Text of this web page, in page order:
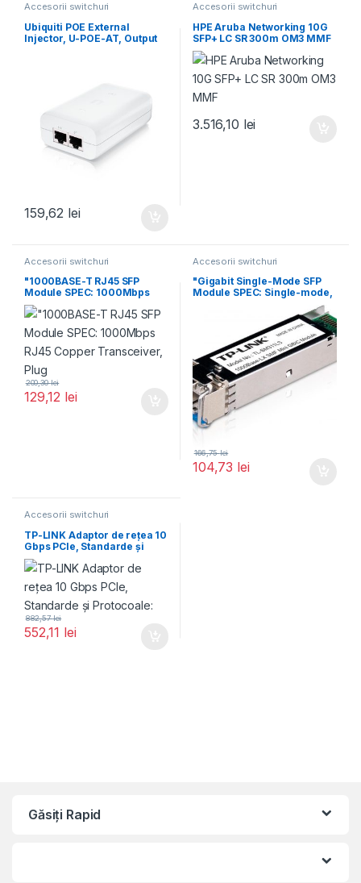
Accesorii switchuri
Ubiquiti POE External
Injector, U-POE-AT, Output
159,62 lei
Accesorii switchuri
HPE Aruba Networking 10G
SFP+ LC SR 300m OM3 MMF
3.516,10 lei
Accesorii switchuri
"1000BASE-T RJ45 SFP
Module SPEC: 1000Mbps
RJ45 Copper Transceiver,
Plug
129,12 lei
200,30lei
Accesorii switchuri
"Gigabit Single-Mode SFP
Module SPEC: Single-mode,
MiniGBIC, LC Interface, Up
104,73 lei
166,75lei
Accesorii switchuri
TP-LINK Adaptor de rețea 10
Gbps PCIe, Standarde și
Protocoale:
552,11 lei
882,57lei
Găsiți Rapid